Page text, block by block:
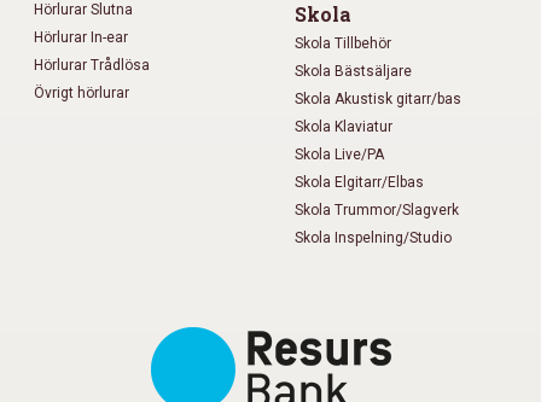
Hörlurar Slutna
Hörlurar In-ear
Hörlurar Trådlösa
Övrigt hörlurar
Skola
Skola Tillbehör
Skola Bästsäljare
Skola Akustisk gitarr/bas
Skola Klaviatur
Skola Live/PA
Skola Elgitarr/Elbas
Skola Trummor/Slagverk
Skola Inspelning/Studio